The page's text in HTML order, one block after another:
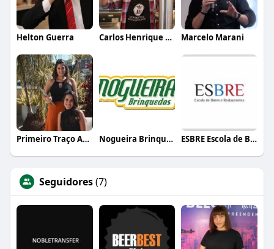
Helton Guerra Carlos Henrique de Faria Vasconcelos Marcelo Marani
Primeiro Traço Arquitetura Nogueira Brinquedos ESBRE Escola de Bares e Restaurantes
Seguidores(7)